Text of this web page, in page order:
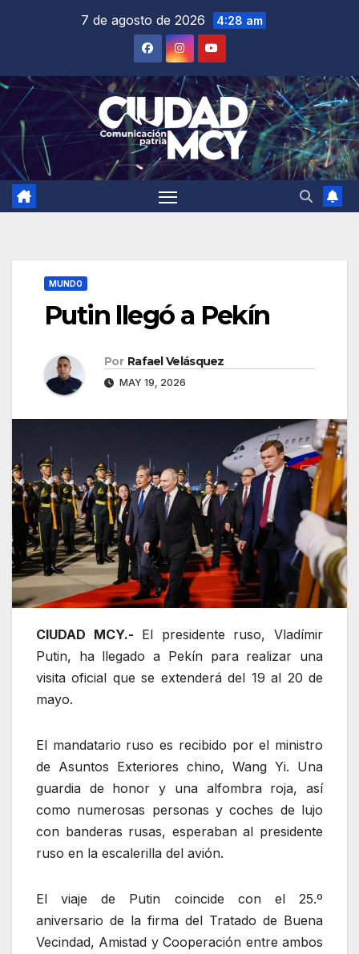
7 de agosto de 2026 4:28 am
MUNDO
Putin llegó a Pekín
Por Rafael Velásquez
MAY 19, 2026
CIUDAD MCY.- El presidente ruso, Vladímir
Putin, ha llegado a Pekín para realizar una
visita oficial que se extenderá del 19 al 20 de
mayo.
El mandatario ruso es recibido por el ministro
de Asuntos Exteriores chino, Wang Yi. Una
guardia de honor y una alfombra roja, así
como numerosas personas y coches de lujo
con banderas rusas, esperaban al presidente
ruso en la escalerilla del avión.
El viaje de Putin coincide con el 25.º
aniversario de la firma del Tratado de Buena
Vecindad, Amistad y Cooperación entre ambos